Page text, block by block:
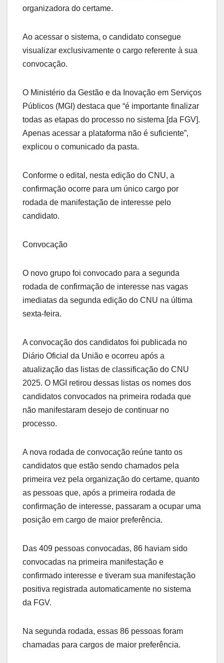
organizadora do certame.
Ao acessar o sistema, o candidato consegue
visualizar exclusivamente o cargo referente à sua
convocação.
O Ministério da Gestão e da Inovação em Serviços
Públicos (MGI) destaca que “é importante finalizar
todas as etapas do processo no sistema [da FGV].
Apenas acessar a plataforma não é suficiente”,
explicou o comunicado da pasta.
Conforme o edital, nesta edição do CNU, a
confirmação ocorre para um único cargo por
rodada de manifestação de interesse pelo
candidato.
Convocação
O novo grupo foi convocado para a segunda
rodada de confirmação de interesse nas vagas
imediatas da segunda edição do CNU na última
sexta-feira.
A convocação dos candidatos foi publicada no
Diário Oficial da União e ocorreu após a
atualização das listas de classificação do CNU
2025. O MGI retirou dessas listas os nomes dos
candidatos convocados na primeira rodada que
não manifestaram desejo de continuar no
processo.
A nova rodada de convocação reúne tanto os
candidatos que estão sendo chamados pela
primeira vez pela organização do certame, quanto
as pessoas que, após a primeira rodada de
confirmação de interesse, passaram a ocupar uma
posição em cargo de maior preferência.
Das 409 pessoas convocadas, 86 haviam sido
convocadas na primeira manifestação e
confirmado interesse e tiveram sua manifestação
positiva registrada automaticamente no sistema
da FGV.
Na segunda rodada, essas 86 pessoas foram
chamadas para cargos de maior preferência.